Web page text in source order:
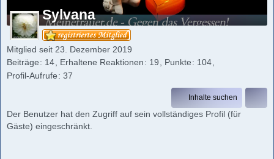
Sylvana
Mitglied seit 23. Dezember 2019
Beiträge
14 Erhaltene Reaktionen 19 Punkte
104
Profil-Aufrufe
37
Inhalte suchen
Der Benutzer hat den Zugriff auf sein vollständiges Profil (für
Gäste) eingeschränkt.